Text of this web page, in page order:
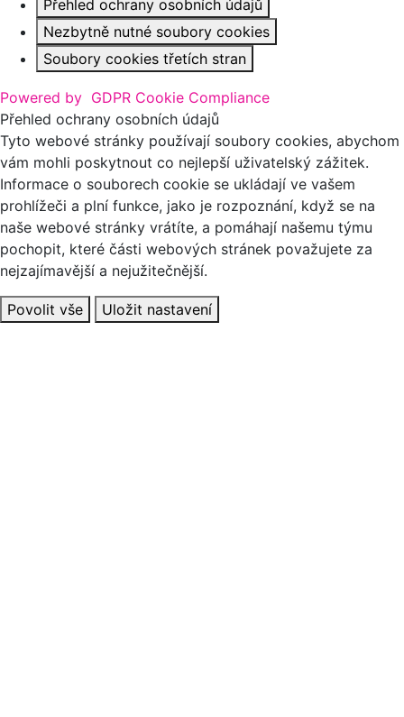
Přehled ochrany osobních údajů
Nezbytně nutné soubory cookies
Soubory cookies třetích stran
Powered by GDPR Cookie Compliance
Přehled ochrany osobních údajů
Tyto webové stránky používají soubory cookies, abychom
vám mohli poskytnout co nejlepší uživatelský zážitek.
Informace o souborech cookie se ukládají ve vašem
prohlížeči a plní funkce, jako je rozpoznání, když se na
naše webové stránky vrátíte, a pomáhají našemu týmu
pochopit, které části webových stránek považujete za
nejzajímavější a nejužitečnější.
Povolit vše Uložit nastavení